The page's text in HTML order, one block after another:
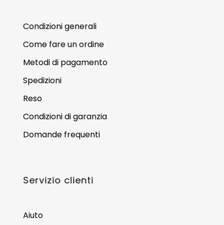
Condizioni generali
Come fare un ordine
Metodi di pagamento
Spedizioni
Reso
Condizioni di garanzia
Domande frequenti
Servizio clienti
Aiuto